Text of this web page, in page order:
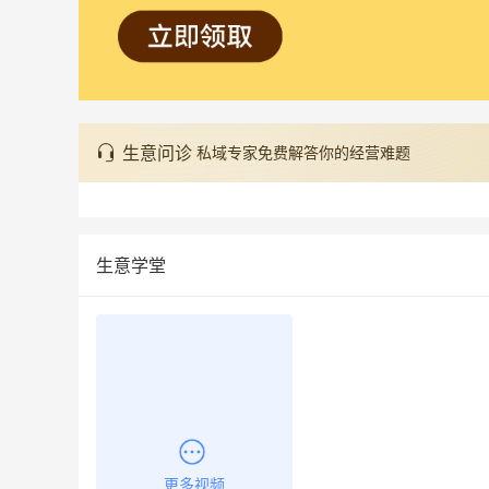
生意问诊 私域专家免费解答你的经营难题
生意学堂
更多视频